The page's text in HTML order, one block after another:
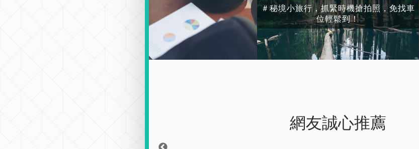
＃秘境小旅行，抓緊時機搶拍照，免找車
位輕鬆到！
網友誠心推薦